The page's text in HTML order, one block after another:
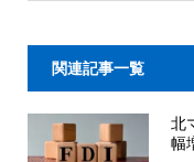
関連記事一覧
北
幅